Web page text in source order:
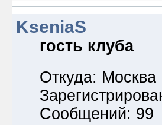
KseniaS
гость клуба
Откуда: Москва
Сообщений: 99